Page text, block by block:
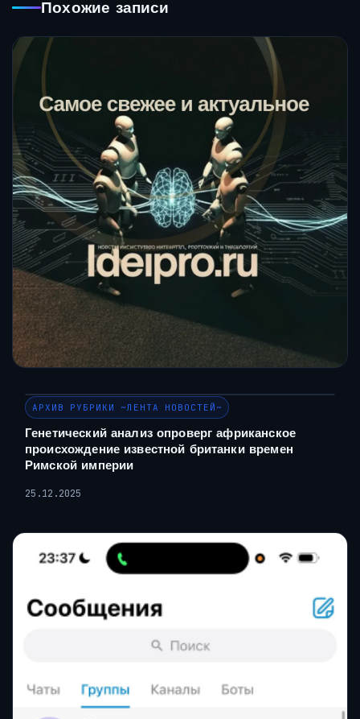
Похожие записи
АРХИВ РУБРИКИ ~ЛЕНТА НОВОСТЕЙ~
Генетический анализ опроверг африканское
происхождение известной британки времен
Римской империи
25.12.2025